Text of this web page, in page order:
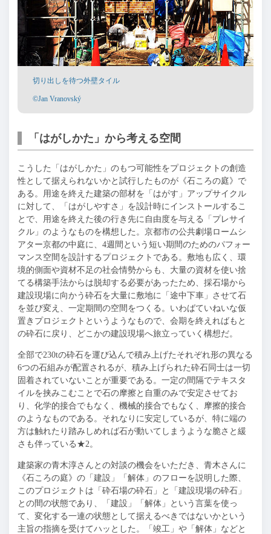
切り出しを待つ外壁タイル
©Jan Vranovský
「はがしかた」から考える空間
こうした「はがしかた」のもつ可能性をプロジェクトの創造
性として据えられないかと試行したものが《石ころの庭》で
ある。用途を終えた建築の部材を「はがす」アップサイクル
に対して、「はがしやすさ」を設計時にインストールするこ
とで、用途を終えた後の行き先に自由度を与える「プレサイ
クル」のようなものを構想した。京都市の公共劇場ロームシ
アター京都の中庭に、4週間という短い期間のためのパフォー
マンス空間を設計するプロジェクトである。敷地も広く、環
境的側面や資材不足の社会情勢からも、大量の資材を使い捨
てる構築手法からは脱却する必要があったため、採石場から
建設現場に向かう砕石を大量に敷地に「途中下車」させて石
を並び変え、一定期間の空間をつくる。いわばていねいな仮
置きプロジェクトというようなもので、会期を終えればもと
の砕石に戻り、どこかの建設現場へ旅立っていく構想だ。
全部で230tの砕石を運び込んで積み上げたそれぞれ形の異なる
6つの石組みが配置されるが、積み上げられた砕石同士は一切
固着されていないことが重要である。一定の間隔でテキスタ
イルを挟みこむことで石の摩擦と自重のみで安定させてお
り、化学的接合でもなく、機械的接合でもなく、摩擦的接合
のようなものである。それなりに安定しているが、特に端の
方は触れたり踏みしめれば石が動いてしまうような脆さと緩
さも伴っている★2。
建築家の青木淳さんとの対談の機会をいただき、青木さんに
《石ころの庭》の「建設」「解体」のフローを説明した際、
このプロジェクトは「砕石場の砕石」と「建設現場の砕石」
との間の状態であり、「建設」「解体」という言葉を使っ
て、変化する一連の状態として据えるべきではないかという
主旨の指摘を受けてハッとした。「竣工」や「解体」などと